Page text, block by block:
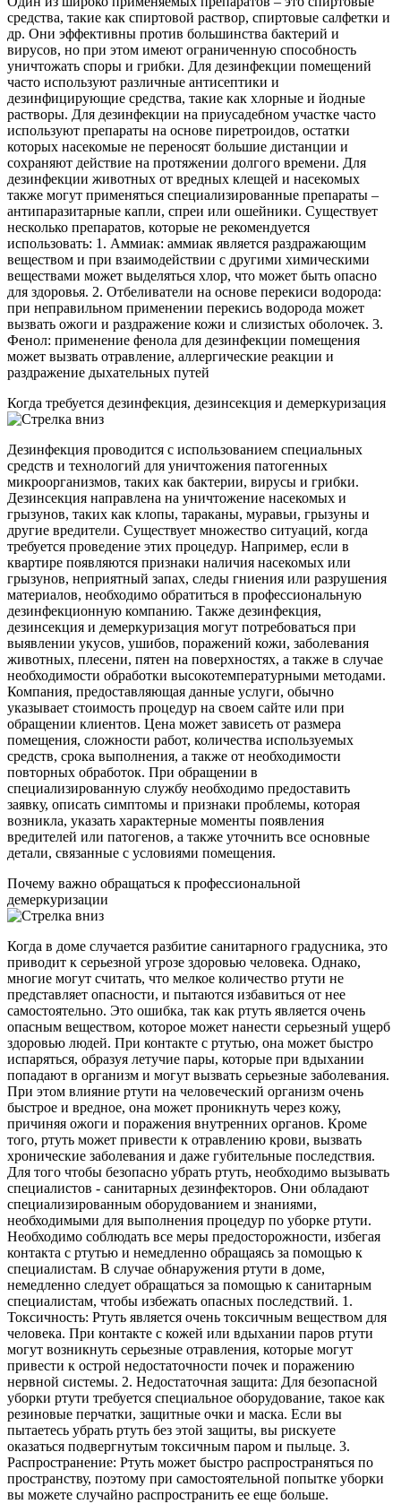
средства, такие как спиртовой раствор, спиртовые салфетки и
др. Они эффективны против большинства бактерий и
вирусов, но при этом имеют ограниченную способность
уничтожать споры и грибки. Для дезинфекции помещений
часто используют различные антисептики и
дезинфицирующие средства, такие как хлорные и йодные
растворы. Для дезинфекции на приусадебном участке часто
используют препараты на основе пиретроидов, остатки
которых насекомые не переносят большие дистанции и
сохраняют действие на протяжении долгого времени. Для
дезинфекции животных от вредных клещей и насекомых
также могут применяться специализированные препараты –
антипаразитарные капли, спреи или ошейники. Существует
несколько препаратов, которые не рекомендуется
использовать: 1. Аммиак: аммиак является раздражающим
веществом и при взаимодействии с другими химическими
веществами может выделяться хлор, что может быть опасно
для здоровья. 2. Отбеливатели на основе перекиси водорода:
при неправильном применении перекись водорода может
вызвать ожоги и раздражение кожи и слизистых оболочек. 3.
Фенол: применение фенола для дезинфекции помещения
может вызвать отравление, аллергические реакции и
раздражение дыхательных путей
Когда требуется дезинфекция, дезинсекция и демеркуризация
Дезинфекция проводится с использованием специальных
средств и технологий для уничтожения патогенных
микроорганизмов, таких как бактерии, вирусы и грибки.
Дезинсекция направлена на уничтожение насекомых и
грызунов, таких как клопы, тараканы, муравьи, грызуны и
другие вредители. Существует множество ситуаций, когда
требуется проведение этих процедур. Например, если в
квартире появляются признаки наличия насекомых или
грызунов, неприятный запах, следы гниения или разрушения
материалов, необходимо обратиться в профессиональную
дезинфекционную компанию. Также дезинфекция,
дезинсекция и демеркуризация могут потребоваться при
выявлении укусов, ушибов, поражений кожи, заболевания
животных, плесени, пятен на поверхностях, а также в случае
необходимости обработки высокотемпературными методами.
Компания, предоставляющая данные услуги, обычно
указывает стоимость процедур на своем сайте или при
обращении клиентов. Цена может зависеть от размера
помещения, сложности работ, количества используемых
средств, срока выполнения, а также от необходимости
повторных обработок. При обращении в
специализированную службу необходимо предоставить
заявку, описать симптомы и признаки проблемы, которая
возникла, указать характерные моменты появления
вредителей или патогенов, а также уточнить все основные
детали, связанные с условиями помещения.
Почему важно обращаться к профессиональной
демеркуризации
Когда в доме случается разбитие санитарного градусника, это
приводит к серьезной угрозе здоровью человека. Однако,
многие могут считать, что мелкое количество ртути не
представляет опасности, и пытаются избавиться от нее
самостоятельно. Это ошибка, так как ртуть является очень
опасным веществом, которое может нанести серьезный ущерб
здоровью людей. При контакте с ртутью, она может быстро
испаряться, образуя летучие пары, которые при вдыхании
попадают в организм и могут вызвать серьезные заболевания.
При этом влияние ртути на человеческий организм очень
быстрое и вредное, она может проникнуть через кожу,
причиняя ожоги и поражения внутренних органов. Кроме
того, ртуть может привести к отравлению крови, вызвать
хронические заболевания и даже губительные последствия.
Для того чтобы безопасно убрать ртуть, необходимо вызывать
специалистов - санитарных дезинфекторов. Они обладают
специализированным оборудованием и знаниями,
необходимыми для выполнения процедур по уборке ртути.
Необходимо соблюдать все меры предосторожности, избегая
контакта с ртутью и немедленно обращаясь за помощью к
специалистам. В случае обнаружения ртути в доме,
немедленно следует обращаться за помощью к санитарным
специалистам, чтобы избежать опасных последствий. 1.
Токсичность: Ртуть является очень токсичным веществом для
человека. При контакте с кожей или вдыхании паров ртути
могут возникнуть серьезные отравления, которые могут
привести к острой недостаточности почек и поражению
нервной системы. 2. Недостаточная защита: Для безопасной
уборки ртути требуется специальное оборудование, такое как
резиновые перчатки, защитные очки и маска. Если вы
пытаетесь убрать ртуть без этой защиты, вы рискуете
оказаться подвергнутым токсичным паром и пыльце. 3.
Распространение: Ртуть может быстро распространяться по
пространству, поэтому при самостоятельной попытке уборки
вы можете случайно распространить ее еще больше.